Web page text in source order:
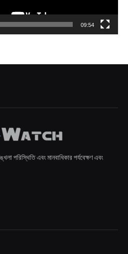
09:54
পরিস্থিতি এবং মানবাধিকার পর্যবেক্ষণ এবং